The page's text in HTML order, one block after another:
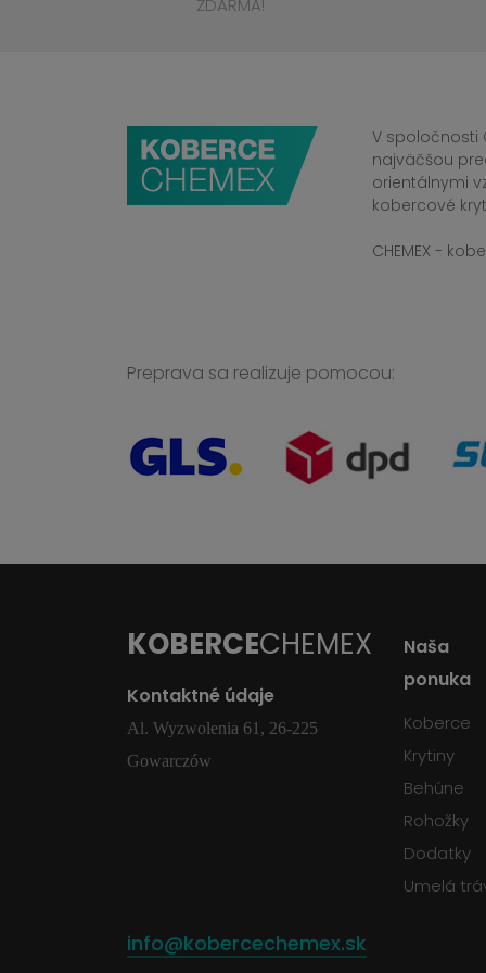
ZDARMA!
V spoločnosti
najväčšou
orientálnymi
kobercové
CHEMEX -
Preprava sa realizuje pomocou:
KOBERCECHEMEX
Kontaktné údaje
Al. Wyzwolenia 61, 26-225
Gowarczów
info@kobercechemex.sk
Naša
ponuka
Koberce
Krytiny
Behúne
Rohožky
Dodatky
Umelá